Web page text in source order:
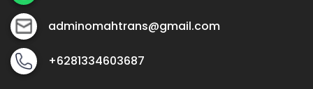
adminomahtrans@gmail.com
+6281334603687